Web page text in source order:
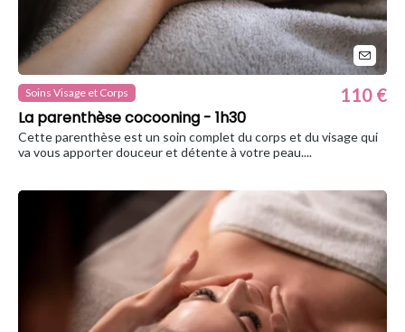
Soins Visage et Corps
La parenthèse cocooning - 1h30
110 €
Cette parenthèse est un soin complet du corps et du visage qui
va vous apporter douceur et détente à votre peau....